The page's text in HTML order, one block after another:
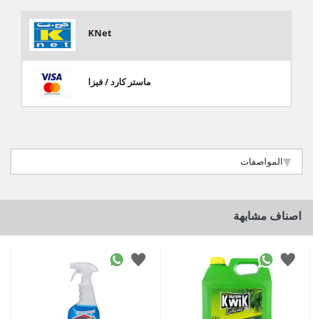
KNet
ماستر كارد / فيزا
المواصفات
اصناف مشابهة